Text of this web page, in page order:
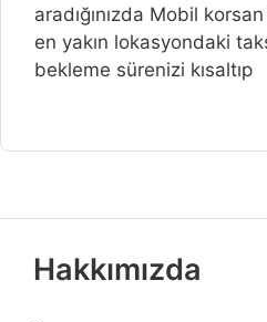
aradığınızda Mobil
en yakın lokasyondaki
bekleme sürenizi kısaltıp
Hakkımızda